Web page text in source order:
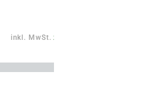
inkl. MwSt.zzgl. Versandkosten